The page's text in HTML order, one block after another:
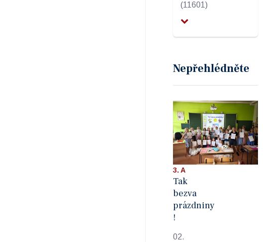
(11601)
Nepřehlédněte
3. A
Tak
bezva
prázdniny
!
02.